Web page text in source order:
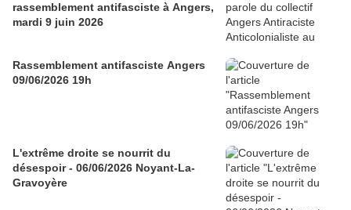
rassemblement antifasciste à Angers,
mardi 9 juin 2026
Rassemblement antifasciste Angers
09/06/2026 19h
L'extrême droite se nourrit du
désespoir - 06/06/2026 Noyant-La-
Gravoyère